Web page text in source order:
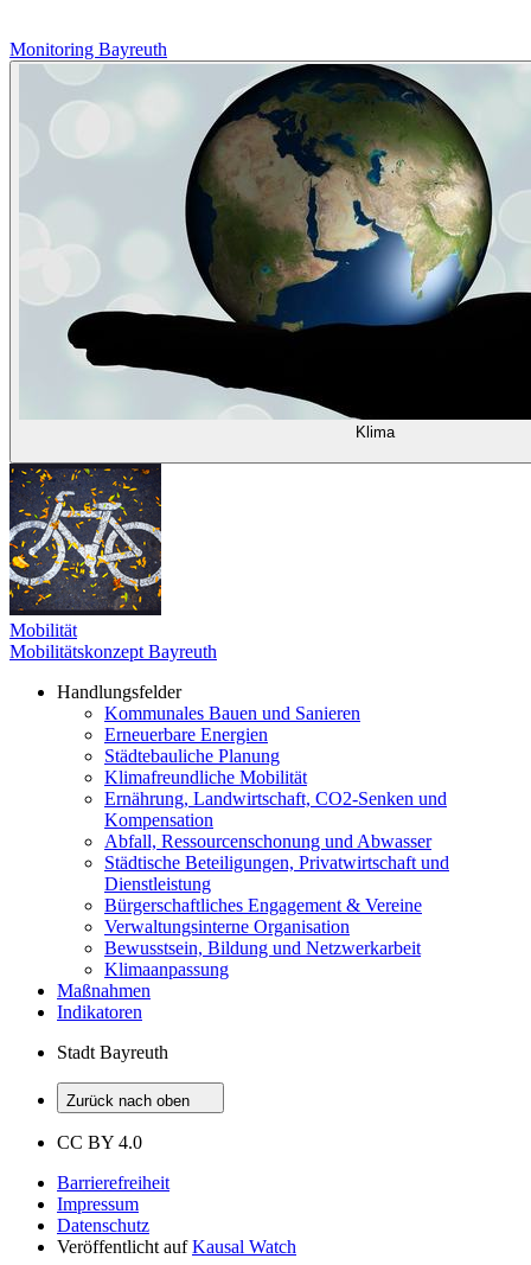
Monitoring Bayreuth
Klima
Mobilität
Mobilitätskonzept Bayreuth
Handlungsfelder
Kommunales Bauen und Sanieren
Erneuerbare Energien
Städtebauliche Planung
Klimafreundliche Mobilität
Ernährung, Landwirtschaft, CO2-Senken und
Kompensation
Abfall, Ressourcenschonung und Abwasser
Städtische Beteiligungen, Privatwirtschaft und
Dienstleistung
Bürgerschaftliches Engagement & Vereine
Verwaltungsinterne Organisation
Bewusstsein, Bildung und Netzwerkarbeit
Klimaanpassung
Maßnahmen
Indikatoren
Stadt Bayreuth
Zurück nach oben
CC BY 4.0
Barrierefreiheit
Impressum
Datenschutz
Veröffentlicht auf Kausal Watch